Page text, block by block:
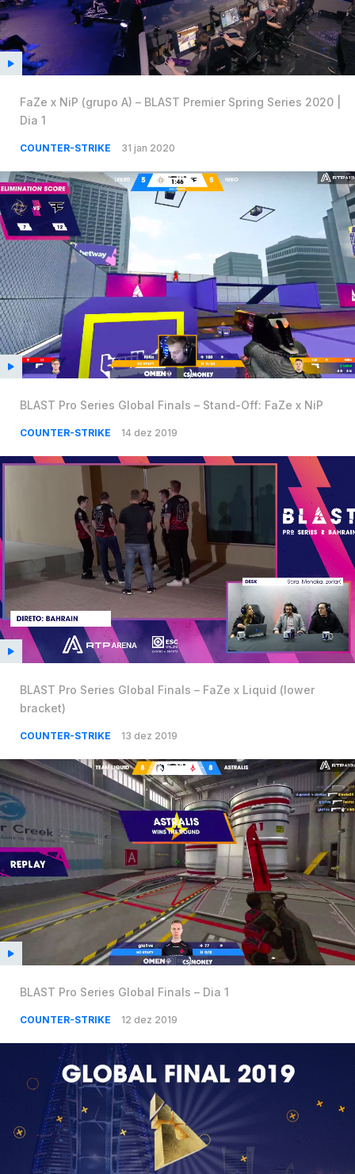
FaZe x NiP (grupo A) – BLAST Premier Spring Series 2020 |
Dia 1
COUNTER-STRIKE 31 jan 2020
BLAST Pro Series Global Finals – Stand-Off: FaZe x NiP
COUNTER-STRIKE 14 dez 2019
BLAST Pro Series Global Finals – FaZe x Liquid (lower
bracket)
COUNTER-STRIKE 13 dez 2019
BLAST Pro Series Global Finals – Dia 1
COUNTER-STRIKE 12 dez 2019